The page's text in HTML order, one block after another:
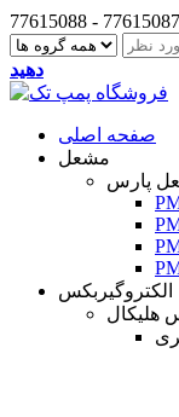
دهید
صفحه اصلی
مشعل
پارس
الکتروگیربکس